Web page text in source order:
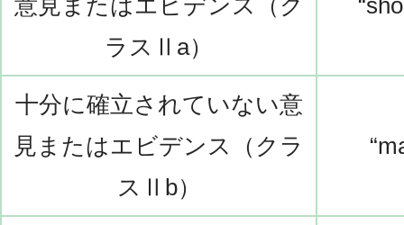
意見またはエビデンス（ク
ラスⅡa）
十分に確立されていない意
見またはエビデンス（クラ
スⅡb）